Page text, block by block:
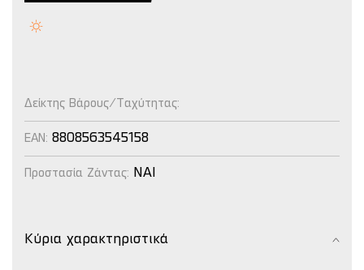
Δείκτης Βάρους/Ταχύτητας:
EAN: 8808563545158
Προστασία Ζάντας: NAI
Κύρια χαρακτηριστικά